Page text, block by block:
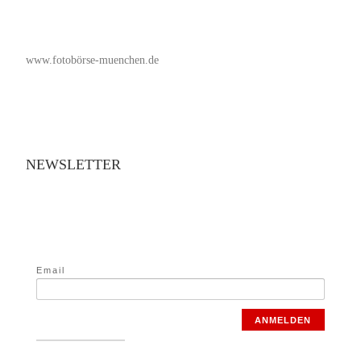
www.fotobörse-muenchen.de
NEWSLETTER
Email
ANMELDEN